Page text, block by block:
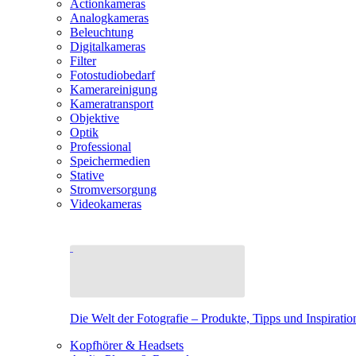
Actionkameras
Analogkameras
Beleuchtung
Digitalkameras
Filter
Fotostudiobedarf
Kamerareinigung
Kameratransport
Objektive
Optik
Professional
Speichermedien
Stative
Stromversorgung
Videokameras
Die Welt der Fotografie – Produkte, Tipps und
Kopfhörer & Headsets